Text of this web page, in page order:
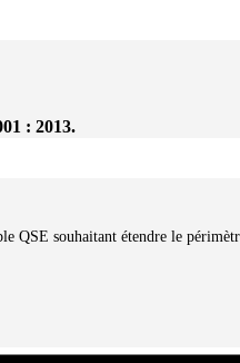
: 2013.
QSE souhaitant étendre le